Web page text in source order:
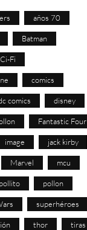
años 70
Batman
Ci-Fi
comics
comics disney
Fantastic Four
image jack kirby
Marvel mcu
pollito pollon
superhéroes
thor tiras